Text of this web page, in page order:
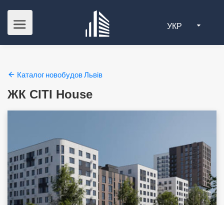
УКР
Каталог новобудов Львів
ЖК CITI House